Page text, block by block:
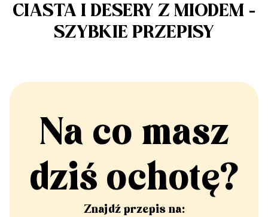
CIASTA I DESERY Z MIODEM -
SZYBKIE PRZEPISY
Na co masz
dziś ochotę?
Znajdź przepis na: